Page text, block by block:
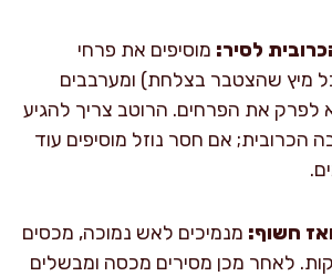
לסיר: מוסיפים את פרחי
מיץ שהצטבר בצלחת) ומערבבים
לפרק את הפרחים. הרוטב צריך להגיע
הכרובית; אם חסר נוזל מוסיפים עוד
חשוף: מנמיכים לאש נמוכה, מכסים
20 דקות. לאחר מכן מסירים מכסה ומבשלים